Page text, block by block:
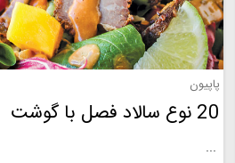
پاپیون
20 نوع سالاد فصل با گوشت
...